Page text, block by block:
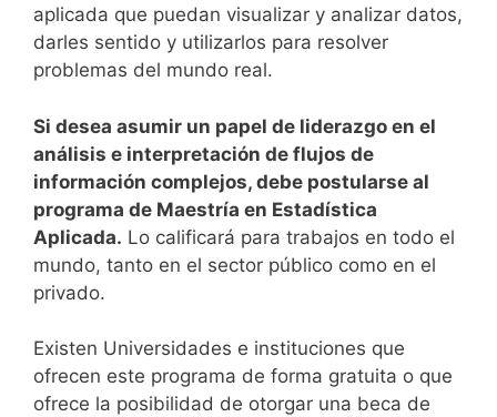
aplicada que puedan visualizar y analizar datos,
darles sentido y utilizarlos para resolver
problemas del mundo real.
Si desea asumir un papel de liderazgo en el
análisis e interpretación de flujos de
información complejos, debe postularse al
programa de Maestría en Estadística
Aplicada. Lo calificará para trabajos en todo el
mundo, tanto en el sector público como en el
privado.
Existen Universidades e instituciones que
ofrecen este programa de forma gratuita o que
ofrece la posibilidad de otorgar una beca de